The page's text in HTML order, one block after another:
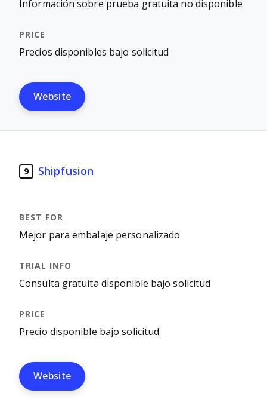
Información sobre prueba gratuita no disponible
Precios disponibles bajo solicitud
Website
9 Shipfusion
Mejor para embalaje personalizado
Consulta gratuita disponible bajo solicitud
Precio disponible bajo solicitud
Website